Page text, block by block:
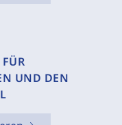
UND DEN